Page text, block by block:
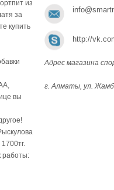
из
за
купить
вы
работы:
http://
Адрес магазина
г. Алматы, ул.